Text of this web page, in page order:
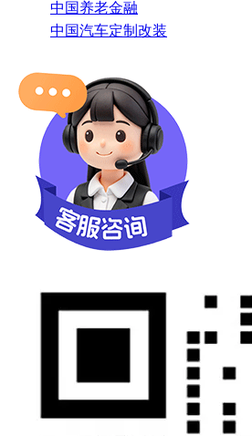
中国养老金融
中国汽车定制改装